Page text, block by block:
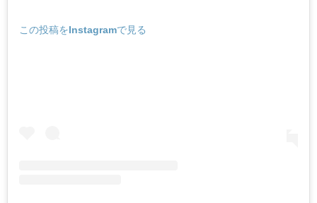
この投稿をInstagramで見る